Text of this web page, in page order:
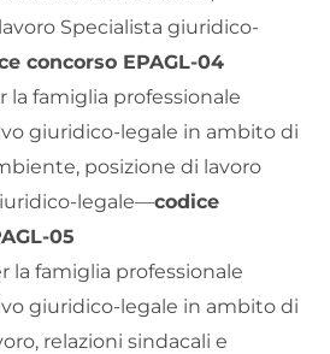
Specialista giuridico-
concorso EPAGL-04
la famiglia professionale
giuridico-legale in ambito di
posizione di lavoro
legale—codice
05
la famiglia professionale
giuridico-legale in ambito di
relazioni sindacali e